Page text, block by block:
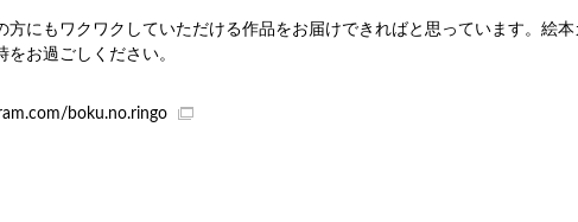
方にもワクワクしていただける作品をお届けできればと思っています。絵本
お過ごしください。
boku.no.ringo